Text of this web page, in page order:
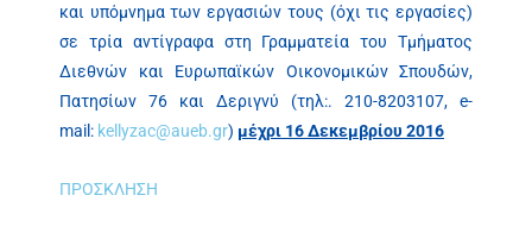
και υπόμνημα των εργασιών τους (όχι τις εργασίες)
σε τρία αντίγραφα στη Γραμματεία του Τμήματος
Διεθνών και Ευρωπαϊκών Οικονομικών Σπουδών,
Πατησίων 76 και Δεριγνύ (τηλ:. 210-8203107, e-
mail: kellyzac@aueb.gr) μέχρι 16 Δεκεμβρίου 2016
ΠΡΟΣΚΛΗΣΗ